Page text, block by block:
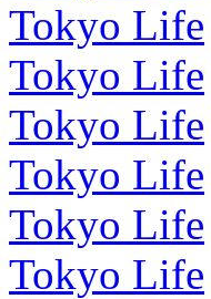
Tokyo Life
Tokyo Life
Tokyo Life
Tokyo Life
Tokyo Life
Tokyo Life